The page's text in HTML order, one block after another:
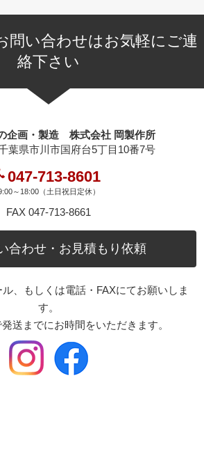
問い合わせはお気軽にご連
絡下さい
企画・製造 株式会社 岡製作所
葉県市川市国府台5丁目10番7号
047-713-8601
～18:00（土日祝日定休）
FAX 047-713-8661
合わせ・お見積もり依頼
、もしくは電話・FAXにてお願いしま
す。
送までにお時間をいただきます。